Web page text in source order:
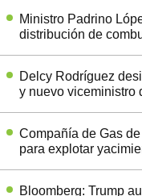
Ministro Padrino
distribución de
Delcy Rodríguez
y nuevo viceministro
Compañía de Gas
para explotar
Bloomberg: Trump